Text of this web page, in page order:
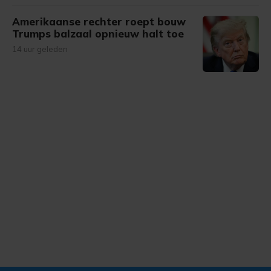
Amerikaanse rechter roept bouw
Trumps balzaal opnieuw halt toe
14 uur geleden